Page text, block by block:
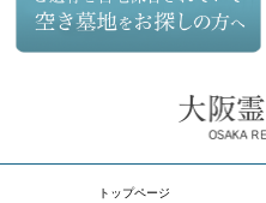
トップページ